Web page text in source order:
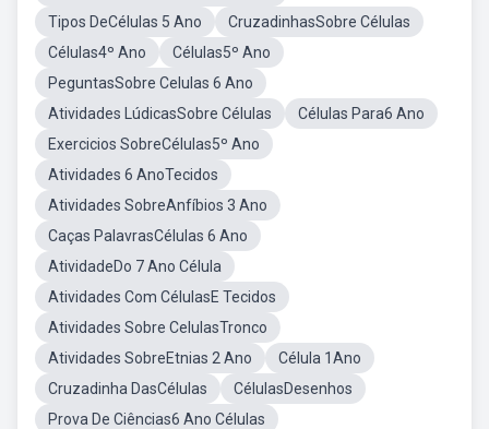
Tipos DeCélulas 5 Ano
CruzadinhasSobre Células
Células4º Ano
Células5º Ano
PeguntasSobre Celulas 6 Ano
Atividades LúdicasSobre Células
Células Para6 Ano
Exercicios SobreCélulas5º Ano
Atividades 6 AnoTecidos
Atividades SobreAnfíbios 3 Ano
Caças PalavrasCélulas 6 Ano
AtividadeDo 7 Ano Célula
Atividades Com CélulasE Tecidos
Atividades Sobre CelulasTronco
Atividades SobreEtnias 2 Ano
Célula 1Ano
Cruzadinha DasCélulas
CélulasDesenhos
Prova De Ciências6 Ano Células